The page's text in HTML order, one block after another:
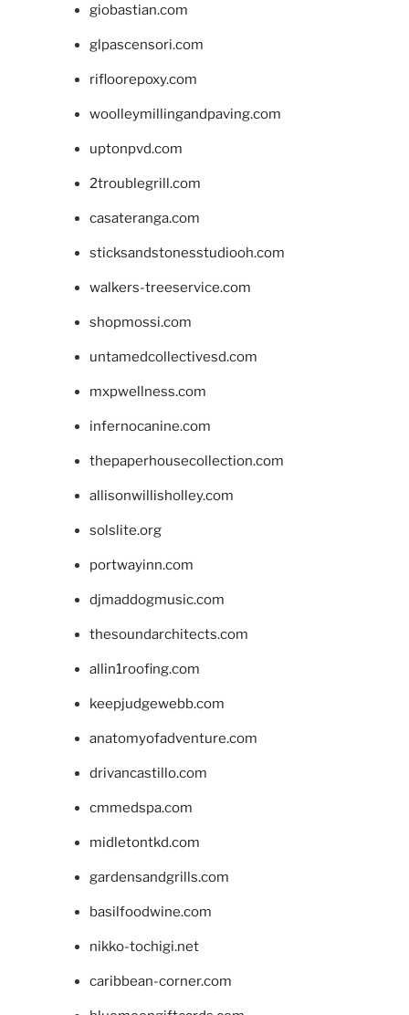
giobastian.com
glpascensori.com
rifloorepoxy.com
woolleymillingandpaving.com
uptonpvd.com
2troublegrill.com
casateranga.com
sticksandstonesstudiooh.com
walkers-treeservice.com
shopmossi.com
untamedcollectivesd.com
mxpwellness.com
infernocanine.com
thepaperhousecollection.com
allisonwillisholley.com
solslite.org
portwayinn.com
djmaddogmusic.com
thesoundarchitects.com
allin1roofing.com
keepjudgewebb.com
anatomyofadventure.com
drivancastillo.com
cmmedspa.com
midletontkd.com
gardensandgrills.com
basilfoodwine.com
nikko-tochigi.net
caribbean-corner.com